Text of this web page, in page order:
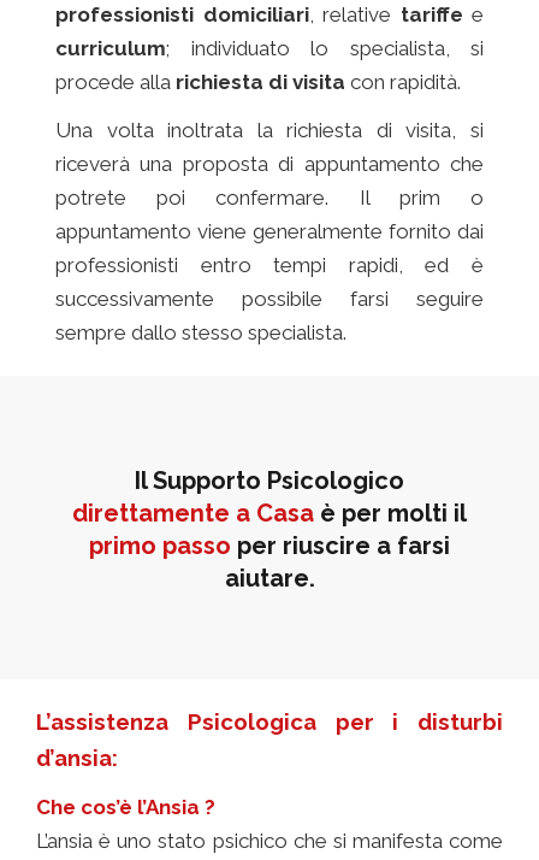
professionisti domiciliari, relative tariffe e
curriculum; individuato lo specialista, si
procede alla richiesta di visita con rapidità.
Una volta inoltrata la richiesta di visita, si
riceverà una proposta di appuntamento che
potrete poi confermare. Il prim o
appuntamento viene generalmente fornito dai
professionisti entro tempi rapidi, ed è
successivamente possibile farsi seguire
sempre dallo stesso specialista.
Il Supporto Psicologico
direttamente a Casa è per molti il
primo passo per riuscire a farsi
aiutare.
L’assistenza Psicologica per i disturbi
d’ansia:
Che cos’è l’Ansia ?
L’ansia è uno stato psichico che si manifesta come